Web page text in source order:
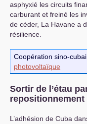
asphyxié les circuits
carburant et freiné les
de céder, La Havane a
résilience.
Coopération sino-
photovoltaïque
Sortir de l’étau
repositionnement
L’adhésion de Cuba